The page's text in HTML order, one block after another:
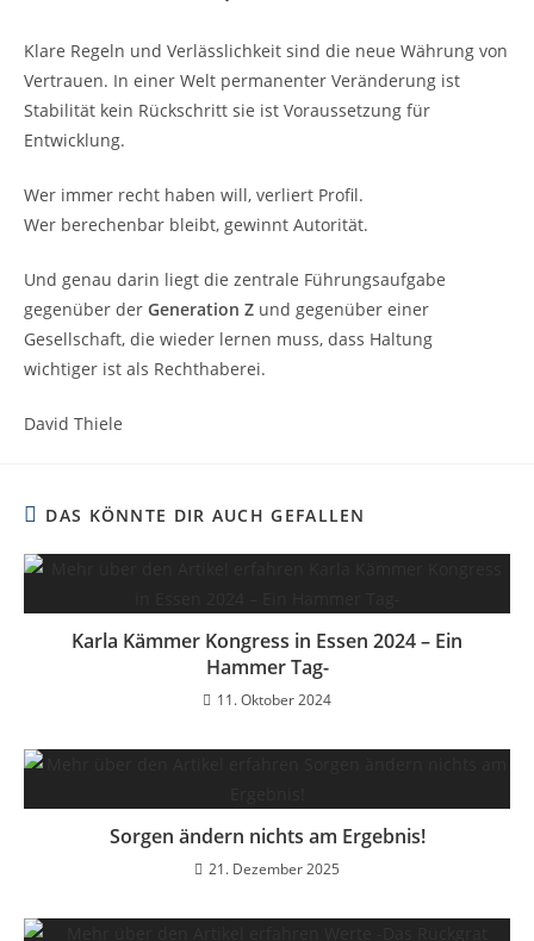
Klare Regeln und Verlässlichkeit sind die neue Währung von
Vertrauen. In einer Welt permanenter Veränderung ist
Stabilität kein Rückschritt sie ist Voraussetzung für
Entwicklung.
Wer immer recht haben will, verliert Profil.
Wer berechenbar bleibt, gewinnt Autorität.
Und genau darin liegt die zentrale Führungsaufgabe
gegenüber der Generation Z und gegenüber einer
Gesellschaft, die wieder lernen muss, dass Haltung
wichtiger ist als Rechthaberei.
David Thiele
DAS KÖNNTE DIR AUCH GEFALLEN
Karla Kämmer Kongress in Essen 2024 – Ein
Hammer Tag-
11. Oktober 2024
Sorgen ändern nichts am Ergebnis!
21. Dezember 2025